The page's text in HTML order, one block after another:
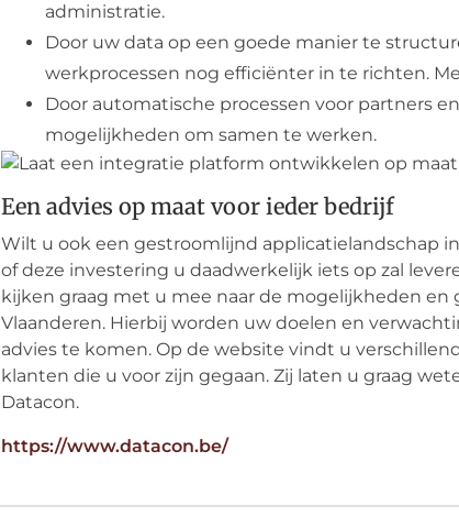
administratie.
Door uw data op een goede manier te
werkprocessen nog efficiënter in te richten.
Door automatische processen voor partners
mogelijkheden om samen te werken.
Een advies op maat voor ieder bedrijf
Wilt u ook een gestroomlijnd applicatielandschap
of deze investering u daadwerkelijk iets op zal
kijken graag met u mee naar de mogelijkheden en
Vlaanderen. Hierbij worden uw doelen en
advies te komen. Op de website vindt u
klanten die u voor zijn gegaan. Zij laten u graag
Datacon.
https://www.datacon.be/